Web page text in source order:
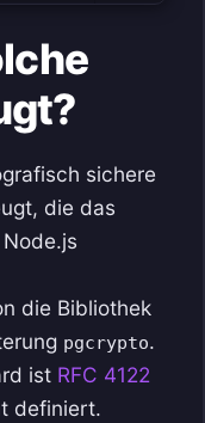
sichere
die das
die Bibliothek
pgcrypto.
ist RFC 4122
definiert.